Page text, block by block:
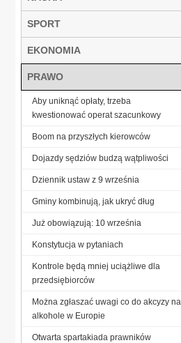
SPORT
EKONOMIA
PRAWO
Aby uniknąć opłaty, trzeba
kwestionować operat szacunkowy
Boom na przyszłych kierowców
Dojazdy sędziów budzą wątpliwości
Dziennik ustaw z 9 września
Gminy kombinują, jak ukryć dług
Już obowiązują: 10 września
Konstytucja w pytaniach
Kontrole będą mniej uciążliwe dla
przedsiębiorców
Można zgłaszać uwagi co do akcyzy na
alkohole w Europie
Otwarta spartakiada prawników